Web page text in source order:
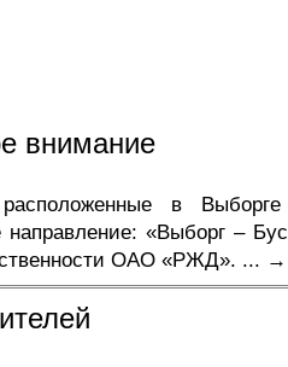
внимание
расположенные в
направление: «Выборг –
ОАО «РЖД». ... →